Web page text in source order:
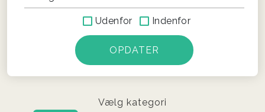
Udenfor Indenfor
Vælg kategori